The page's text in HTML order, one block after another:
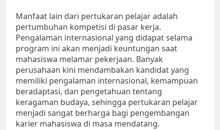
Manfaat lain dari pertukaran pelajar adalah
pertumbuhan kompetisi di pasar kerja.
Pengalaman internasional yang didapat selama
program ini akan menjadi keuntungan saat
mahasiswa melamar pekerjaan. Banyak
perusahaan kini mendambakan kandidat yang
memiliki pengalaman internasional, kemampuan
beradaptasi, dan pengetahuan tentang
keragaman budaya, sehingga pertukaran pelajar
menjadi sangat berharga bagi pengembangan
karier mahasiswa di masa mendatang.